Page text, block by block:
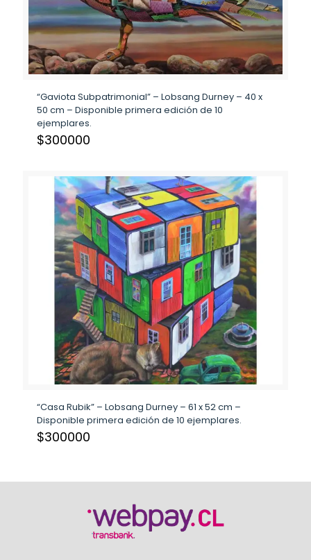
“Gaviota Subpatrimonial” – Lobsang Durney – 40 x
50 cm – Disponible primera edición de 10
ejemplares.
$300000
“Casa Rubik” – Lobsang Durney – 61 x 52 cm –
Disponible primera edición de 10 ejemplares.
$300000